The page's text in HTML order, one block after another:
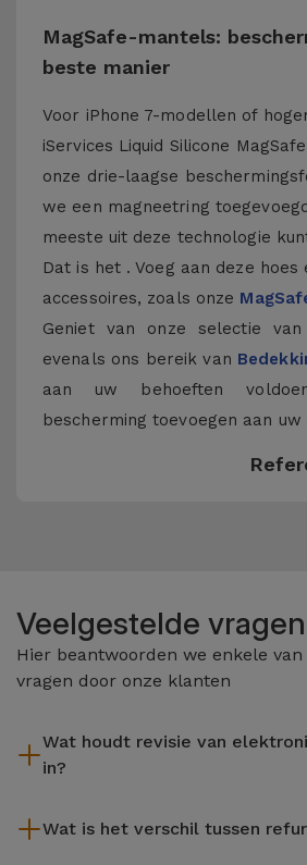
MagSafe-mantels:
beste manier
Voor iPhone 7-modellen of
iServices Liquid Silicone
onze drie-laagse
we een magneetring
meeste uit deze technologie
Dat is het . Voeg aan deze hoes
accessoires, zoals onze
Geniet van onze selectie van
evenals ons bereik van
aan uw behoeften
bescherming toevoegen aan uw
Veelgestelde vragen
Hier beantwoorden we enkele
vragen door onze klanten
Wat houdt revisie van
in?
reiniging, en niet te vergeten het
Wat is het verschil tussen